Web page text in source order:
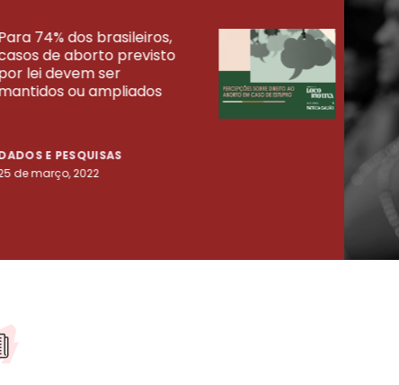
74% dos brasileiros,
de aborto previsto
lei devem ser
ou ampliados
E PESQUISAS
de março, 2022
23